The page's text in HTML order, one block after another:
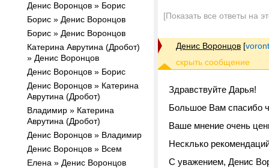
Денис Воронцов » Борис
Борис » Денис Воронцов
Борис » Денис Воронцов
Катерина Аврутина (Дробот)
» Денис Воронцов
Денис Воронцов » Борис
Денис Воронцов » Катерина
Аврутина (Дробот)
Владимир » Катерина
Аврутина (Дробот)
Денис Воронцов » Владимир
Денис Воронцов » Всем
Елена » Денис Воронцов
[Показать все ответы на
Денис Воронцов [
Здравствуйте Дарья!
Большое Вам спасибо
Ваше мнение очень
Несклько
С уважением, Денис